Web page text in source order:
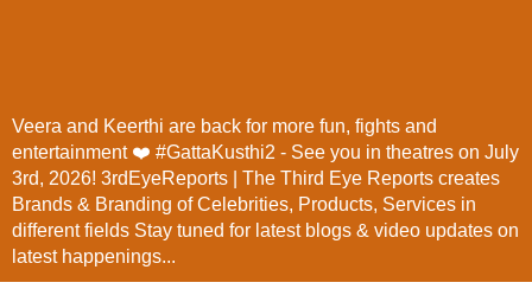
Veera and Keerthi are back for more fun, fights and
entertainment ❤️ #GattaKusthi2 - See you in theatres on July
3rd, 2026! 3rdEyeReports | The Third Eye Reports creates
Brands & Branding of Celebrities, Products, Services in
different fields Stay tuned for latest blogs & video updates on
latest happenings...